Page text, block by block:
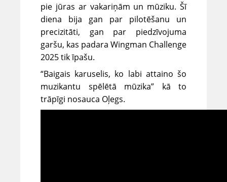
pie jūras ar vakariņām un mūziku. Šī
diena bija gan par pilotēšanu un
precizitāti, gan par piedzīvojuma
garšu, kas padara Wingman Challenge
2025 tik īpašu.
“Baigais karuselis, ko labi attaino šo
muzikantu spēlētā mūzika” kā to
trāpīgi nosauca Oļegs.